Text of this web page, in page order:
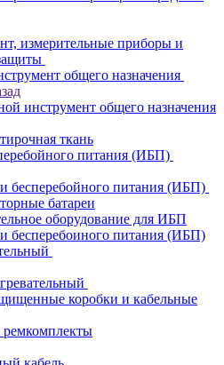
измерительные приборы и
общего назначения
инструмент общего назначения
ткань
питания (ИБП)
бесперебойного питания (ИБП)
батареи
оборудование для ИБП
бесперебоиного питания (ИБП)
коробки и кабельные
ремкомплекты